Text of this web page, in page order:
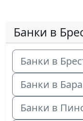
Банки в
Банки в
Банки в
Банки в